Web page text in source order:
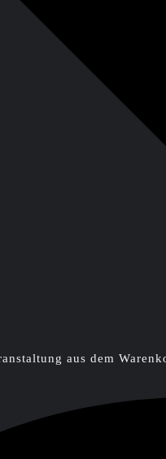
aus dem